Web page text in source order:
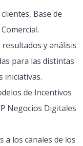
Base de
y análisis
para las distintas
iniciativas.
de Incentivos
Negocios Digitales
a los canales de los